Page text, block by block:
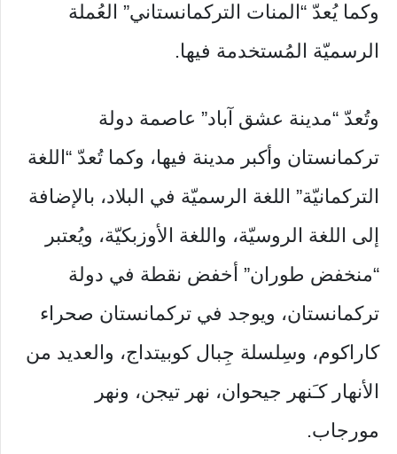
وكما يُعدّ “المنات التركمانستاني” العُملة
الرسميّة المُستخدمة فيها.
وتُعدّ “مدينة عشق آباد” عاصمة دولة
تركمانستان وأكبر مدينة فيها، وكما تُعدّ “اللغة
التركمانيّة” اللغة الرسميّة في البلاد، بالإضافة
إلى اللغة الروسيّة، واللغة الأوزبكيّة، ويُعتبر
“منخفض طوران” أخفض نقطة في دولة
تركمانستان، ويوجد في تركمانستان صحراء
كاراكوم، وسِلسلة جِبال كوبيتداج، والعديد من
الأنهار كـَنهر جيحوان، نهر تيجن، ونهر
مورجاب.